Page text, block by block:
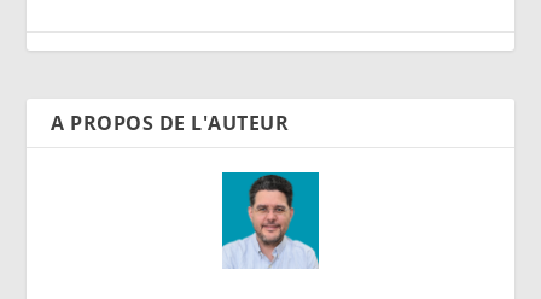
A PROPOS DE L'AUTEUR